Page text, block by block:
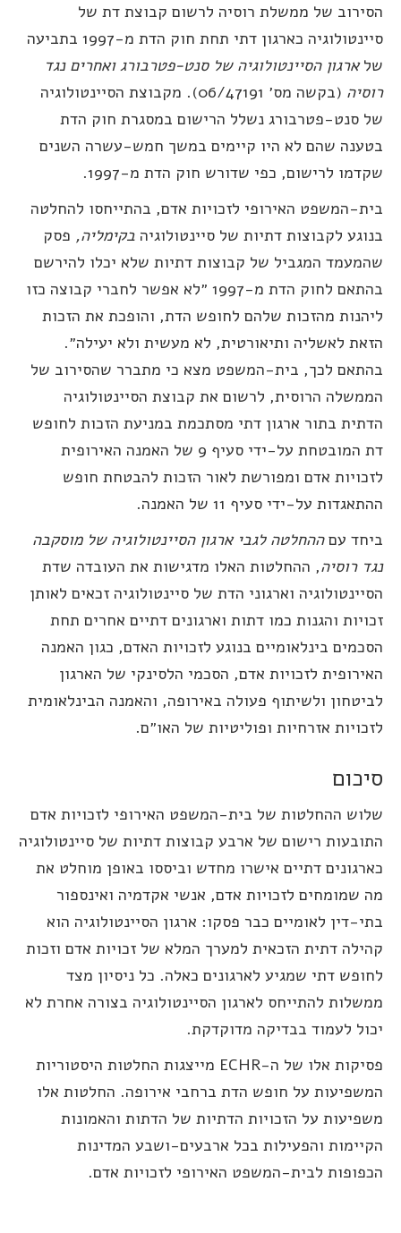
של ממשלת רוסיה לרשום קבוצת דת של
סיינטולוגיה כארגון דתי תחת חוק הדת מ-1997 בתביעה
ארגון הסיינטולוגיה של סנט-פטרבורג ואחרים נגד
(בקשה מס׳ 06/47191). מקבוצת הסיינטולוגיה
סנט-פטרבורג נשלל הרישום במסגרת חוק הדת
שהם לא היו קיימים במשך חמש-עשרה השנים
לרישום, כפי שדורש חוק הדת מ-1997.
המשפט האירופי לזכויות אדם, בהתייחסו להחלטה
לקבוצות דתיות של סיינטולוגיהבקימליה,פסק
המגביל של קבוצות דתיות שלא יכלו להירשם
בהתאם לחוק הדת מ-1997 ״לא אפשר לחברי קבוצה כזו
מהזכות שלהם לחופש הדת, והופכת את הזכות
לאשליה ותיאורטית, לא מעשית ולא יעילה״.
לכך, בית-המשפט מצא כי מתברר שהסירוב של
הרוסית, לרשום את קבוצת הסיינטולוגיה
בתור ארגון דתי מסתכמת במניעת הזכות לחופש
דת המובטחת על-ידי סעיף 9 של האמנה האירופית
אדם ומפורשת לאור הזכות להבטחת חופש
על-ידי סעיף 11 של האמנה.
עםההחלטה לגבי ארגון הסיינטולוגיה של מוסקבה
רוסיה, ההחלטות האלו מדגישות את העובדה שדת
וארגוני הדת של סיינטולוגיה זכאים לאותן
והגנות כמו דתות וארגונים דתיים אחרים תחת
בינלאומיים בנוגע לזכויות האדם, כגון האמנה
לזכויות אדם, הסכמי הלסינקי של הארגון
ולשיתוף פעולה באירופה, והאמנה הבינלאומית
אזרחיות ופוליטיות של האו״ם.
ההחלטות של בית-המשפט האירופי לזכויות אדם
רישום של ארבע קבוצות דתיות של סיינטולוגיה
דתיים אישרו מחדש וביססו באופן מוחלט את
שמומחים לזכויות אדם, אנשי אקדמיה ואינספור
דין לאומיים כבר פסקו: ארגון הסיינטולוגיה הוא
דתית הזכאית למערך המלא של זכויות אדם וזכות
דתי שמגיע לארגונים כאלה. כל ניסיון מצד
להתייחס לארגון הסיינטולוגיה בצורה אחרת לא
לעמוד בבדיקה מדוקדקת.
פסיקות אלו של ה-ECHR מייצגות החלטות היסטוריות
על חופש הדת ברחבי אירופה. החלטות אלו
על הזכויות הדתיות של הדתות והאמונות
והפעילות בכל ארבעים-ושבע המדינות
לבית-המשפט האירופי לזכויות אדם.